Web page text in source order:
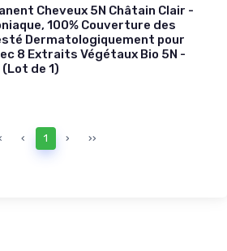
Cheveux 5N Châtain Clair -
100% Couverture des
Dermatologiquement pour
8 Extraits Végétaux Bio 5N -
de 1)
‹ 1 › ››